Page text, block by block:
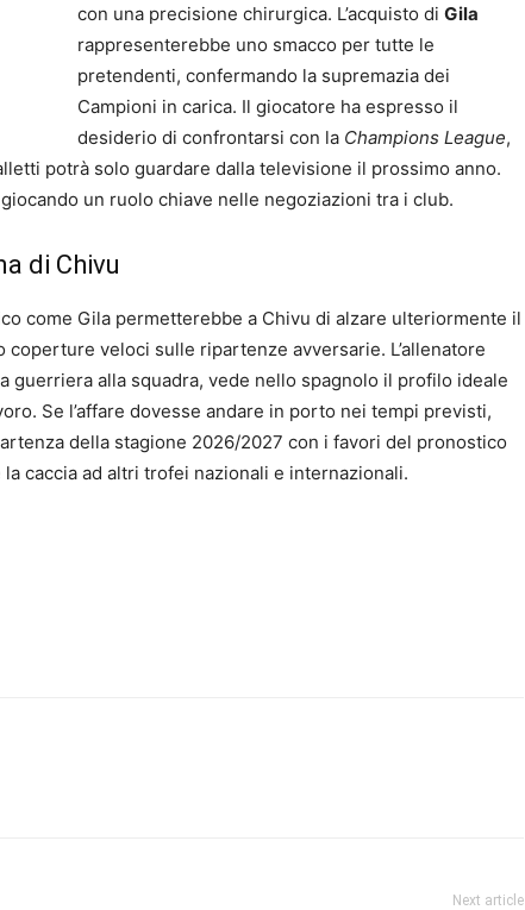
con una precisione chirurgica. L’acquisto di Gila
rappresenterebbe uno smacco per tutte le
pretendenti, confermando la supremazia dei
Campioni in carica. Il giocatore ha espresso il
desiderio di confrontarsi con la Champions League,
potrà solo guardare dalla televisione il prossimo anno.
un ruolo chiave nelle negoziazioni tra i club.
di Chivu
come Gila permetterebbe a Chivu di alzare ulteriormente il
veloci sulle ripartenze avversarie. L’allenatore
guerriera alla squadra, vede nello spagnolo il profilo ideale
Se l’affare dovesse andare in porto nei tempi previsti,
della stagione 2026/2027 con i favori del pronostico
caccia ad altri trofei nazionali e internazionali.
Next article